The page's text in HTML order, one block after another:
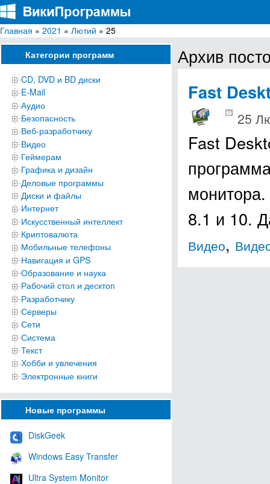
ВикиПрограммы
Энциклопедия бесплатных компьютерных программ для Windows
Главная » 2021 » Лютий » 25
Категории программ
CD, DVD и BD диски
E-Mail
Аудио
Безопасность
Веб-разработчику
Видео
Геймерам
Графика и дизайн
Деловые программы
Диски и файлы
Интернет
Искусственный интеллект
Криптовалюта
Мобильные телефоны
Навигация и GPS
Образование и наука
Рабочий стол и десктоп
Разработчику
Серверы
Сети
Система
Текст
Хобби и увлечения
Электронные книги
Новые программы
DiskGeek
Windows Easy Transfer
Ultra System Monitor
Архив
Fast
25
Fast
8.1 и 10.
Видео,